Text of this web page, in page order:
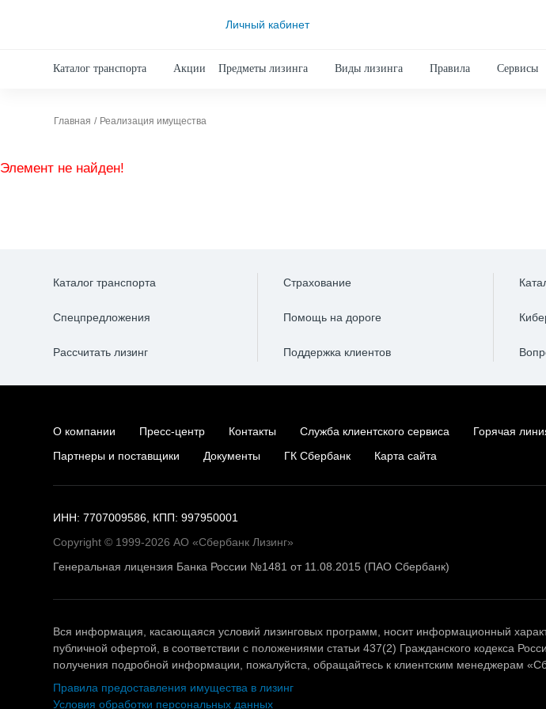
Личный кабинет
Каталог транспорта Акции Предметы лизинга Виды лизинга Правила Сервисы
Главная Реализация имущества
Элемент не найден!
Каталог транспорта
Спецпредложения
Рассчитать лизинг
Страхование
Помощь на дороге
Поддержка клиентов
О компании Пресс-центр Контакты Служба клиентского сервиса Горячая
Партнеры и поставщики
Документы ГК Сбербанк Карта сайта
ИНН: 7707009586, КПП: 997950001
Copyright © 1999-2026 АО «Сбербанк Лизинг»
Генеральная лицензия Банка России №1481 от 11.08.2015 (ПАО Сбербанк)
Вся информация, касающаяся условий лизинговых программ, носит информационный
публичной офертой, в соответствии с положениями статьи 437(2) Гражданского кодекса
получения подробной информации, пожалуйста, обращайтесь к клиентским менеджерам
Правила предоставления имущества в лизинг
Условия обработки персональных данных